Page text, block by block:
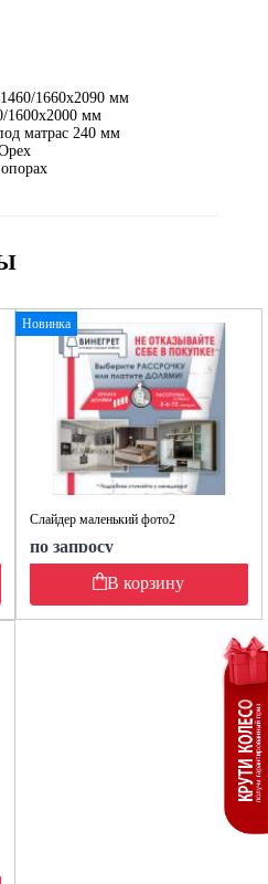
1660х2090 мм
1600х2000 мм
матрас 240 мм
Новинка
Слайдер маленький фото2
по запросу
В корзину